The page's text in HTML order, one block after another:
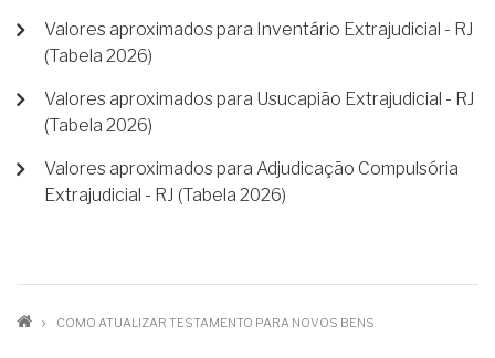
Valores aproximados para Inventário Extrajudicial - RJ
(Tabela 2026)
Valores aproximados para Usucapião Extrajudicial - RJ
(Tabela 2026)
Valores aproximados para Adjudicação Compulsória
Extrajudicial - RJ (Tabela 2026)
TRILHA
COMO ATUALIZAR TESTAMENTO PARA NOVOS BENS